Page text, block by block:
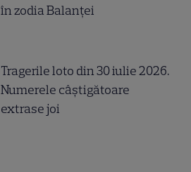
în zodia Balanței
Tragerile loto din 30 iulie 2026.
Numerele câştigătoare
extrase joi